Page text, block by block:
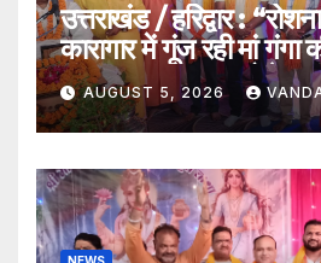
उत्तराखंड / हरिद्वार :
कारागार में गूंज रही मां गंगा
संजय कृष्ण महाराज बोले –
नहीं, समस्त सृष्टि की
AUGUST 5, 2026